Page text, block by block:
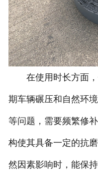
在使用时长方面，
期车辆碾压和自然环
等问题，需要频繁修
构使其具备一定的抗
然因素影响时，能保